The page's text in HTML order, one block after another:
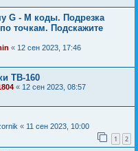
G - M коды. Подрезка
точкам. Подскажите
« 12 сен 2023, 17:46
TB-160
« 12 сен 2023, 08:57
« 11 сен 2023, 10:00
1 2